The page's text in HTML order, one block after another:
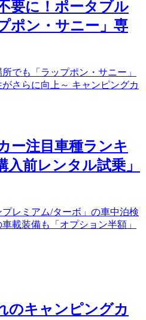
要に！ポータブル
ポン・サニー」専
でも「ラップポン・サニー」
さらに向上～ キャンピングカ
ー注目車種ランキ
入前レンタル試乗」
レミアム/ターボ」の車中泊検
載装備も「オプション半額」
のキャンピングカ